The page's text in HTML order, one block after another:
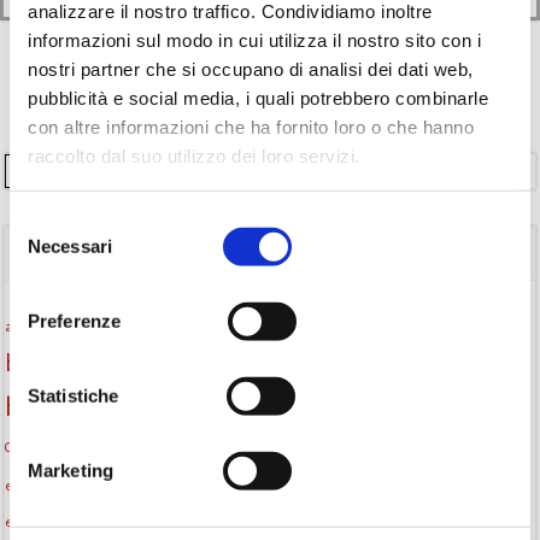
analizzare il nostro traffico. Condividiamo inoltre
informazioni sul modo in cui utilizza il nostro sito con i
nostri partner che si occupano di analisi dei dati web,
pubblicità e social media, i quali potrebbero combinarle
con altre informazioni che ha fornito loro o che hanno
raccolto dal suo utilizzo dei loro servizi.
delNecessari
Preferenze
Statistiche
Marketing
Cerca
TAGS
attività per bambini Attività per ragazzi
biblioteca
biblioteca Monselice Biblioteca San Biagio
Centro per il libro e la lettura cittàchelegge
eventi biblioteca eventi culturali
eventi in biblioteca